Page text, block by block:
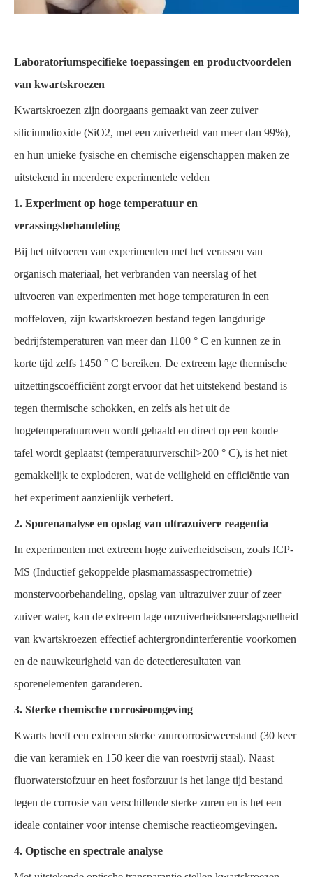
Laboratoriumspecifieke toepassingen en productvoordelen
van kwartskroezen
Kwartskroezen zijn doorgaans gemaakt van zeer zuiver
siliciumdioxide (SiO2, met een zuiverheid van meer dan 99%),
en hun unieke fysische en chemische eigenschappen maken ze
uitstekend in meerdere experimentele velden
1. Experiment op hoge temperatuur en
verassingsbehandeling
Bij het uitvoeren van experimenten met het verassen van
organisch materiaal, het verbranden van neerslag of het
uitvoeren van experimenten met hoge temperaturen in een
moffeloven, zijn kwartskroezen bestand tegen langdurige
bedrijfstemperaturen van meer dan 1100 ° C en kunnen ze in
korte tijd zelfs 1450 ° C bereiken. De extreem lage thermische
uitzettingscoëfficiënt zorgt ervoor dat het uitstekend bestand is
tegen thermische schokken, en zelfs als het uit de
hogetemperatuuroven wordt gehaald en direct op een koude
tafel wordt geplaatst (temperatuurverschil>200 ° C), is het niet
gemakkelijk te exploderen, wat de veiligheid en efficiëntie van
het experiment aanzienlijk verbetert.
2. Sporenanalyse en opslag van ultrazuivere reagentia
In experimenten met extreem hoge zuiverheidseisen, zoals ICP-
MS (Inductief gekoppelde plasmamassaspectrometrie)
monstervoorbehandeling, opslag van ultrazuiver zuur of zeer
zuiver water, kan de extreem lage onzuiverheidsneerslagsnelheid
van kwartskroezen effectief achtergrondinterferentie voorkomen
en de nauwkeurigheid van de detectieresultaten van
sporenelementen garanderen.
3. Sterke chemische corrosieomgeving
Kwarts heeft een extreem sterke zuurcorrosieweerstand (30 keer
die van keramiek en 150 keer die van roestvrij staal). Naast
fluorwaterstofzuur en heet fosforzuur is het lange tijd bestand
tegen de corrosie van verschillende sterke zuren en is het een
ideale container voor intense chemische reactieomgevingen.
4. Optische en spectrale analyse